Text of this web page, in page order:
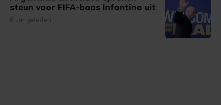
steun voor FIFA-baas Infantino uit
6 uur geleden